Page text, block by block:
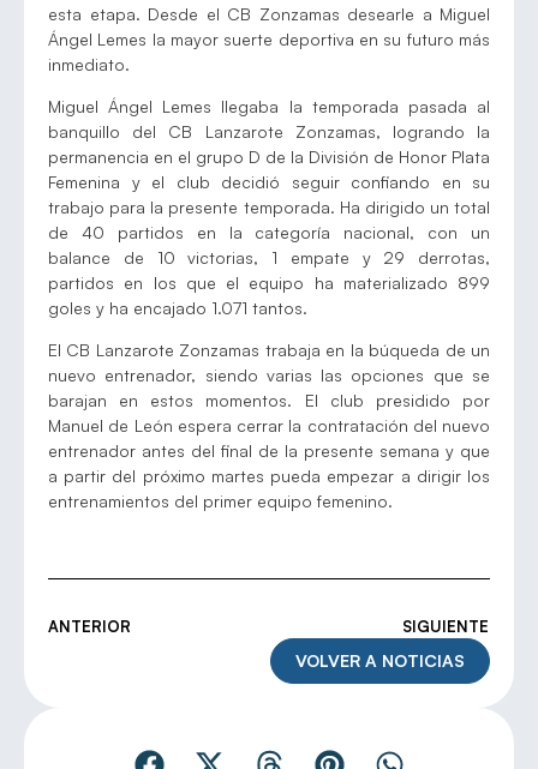
esta etapa. Desde el CB Zonzamas desearle a Miguel
Ángel Lemes la mayor suerte deportiva en su futuro más
inmediato.
Miguel Ángel Lemes llegaba la temporada pasada al
banquillo del CB Lanzarote Zonzamas, logrando la
permanencia en el grupo D de la División de Honor Plata
Femenina y el club decidió seguir confiando en su
trabajo para la presente temporada. Ha dirigido un total
de 40 partidos en la categoría nacional, con un
balance de 10 victorias, 1 empate y 29 derrotas,
partidos en los que el equipo ha materializado 899
goles y ha encajado 1.071 tantos.
El CB Lanzarote Zonzamas trabaja en la búqueda de un
nuevo entrenador, siendo varias las opciones que se
barajan en estos momentos. El club presidido por
Manuel de León espera cerrar la contratación del nuevo
entrenador antes del final de la presente semana y que
a partir del próximo martes pueda empezar a dirigir los
entrenamientos del primer equipo femenino.
ANTERIOR SIGUIENTE
VOLVER A NOTICIAS